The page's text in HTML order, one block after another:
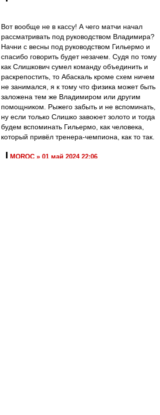
Вот вообще не в кассу! А чего матчи начал
рассматривать под руководством Владимира?
Начни с весны под руководством Гильермо и
спасибо говорить будет незачем. Судя по тому
как Слишкович сумел команду объединить и
раскрепостить, то Абаскаль кроме схем ничем
не занимался, я к тому что физика может быть
заложена тем же Владимиром или другим
помощником. Рыжего забыть и не вспоминать,
ну если только Слишко завоюет золото и тогда
будем вспоминать Гильермо, как человека,
который привёл тренера-чемпиона, как то так.
MOROC » 01 май 2024 22:06